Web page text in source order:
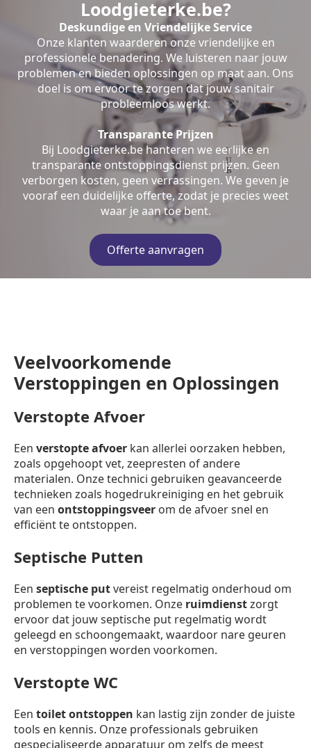
Loodgieterke.be?
Deskundige en Vriendelijke Service
Onze klanten waarderen onze vriendelijke en
professionele benadering. We luisteren naar jouw
problemen en bieden oplossingen op maat aan. Ons
doel is om ervoor te zorgen dat jouw sanitair
probleemloos werkt.
Transparante Prijzen
Bij Loodgieterke.be hanteren we eerlijke en
transparante ontstoppingsdienst prijzen. Geen
verborgen kosten, geen verrassingen. We geven je
vooraf een duidelijke offerte, zodat je precies weet
waar je aan toe bent.
Offerte aanvragen
Veelvoorkomende
Verstoppingen en Oplossingen
Verstopte Afvoer
Een verstopte afvoer kan allerlei oorzaken hebben,
zoals opgehoopt vet, zeepresten of andere
materialen. Onze technici gebruiken geavanceerde
technieken zoals hogedrukreiniging en het gebruik
van een ontstoppingsveer om de afvoer snel en
efficiënt te ontstoppen.
Septische Putten
Een septische putvereist regelmatig onderhoud om
problemen te voorkomen. Onze ruimdienstzorgt
ervoor dat jouw septische put regelmatig wordt
geleegd en schoongemaakt, waardoor nare geuren
en verstoppingen worden voorkomen.
Verstopte WC
Een toilet ontstoppen kan lastig zijn zonder de juiste
tools en kennis. Onze professionals gebruiken
gespecialiseerde apparatuur om zelfs de meest